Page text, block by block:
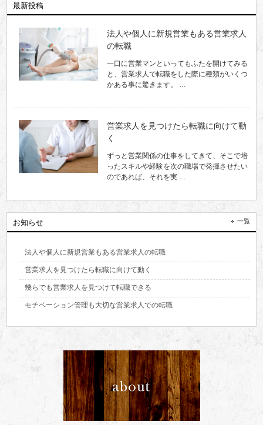
最新投稿
法人や個人に新規営業もある営業求人
の転職
一口に営業マンといってもふたを開けてみる
と、営業求人で転職をした際に種類がいくつ
かある事に驚きます。 …
営業求人を見つけたら転職に向けて動
く
ずっと営業関係の仕事をしてきて、そこで培
ったスキルや経験を次の職場で発揮させたい
のであれば、それを実 …
お知らせ 一覧
法人や個人に新規営業もある営業求人の転職
営業求人を見つけたら転職に向けて動く
幾らでも営業求人を見つけて転職できる
モチベーション管理も大切な営業求人での転職